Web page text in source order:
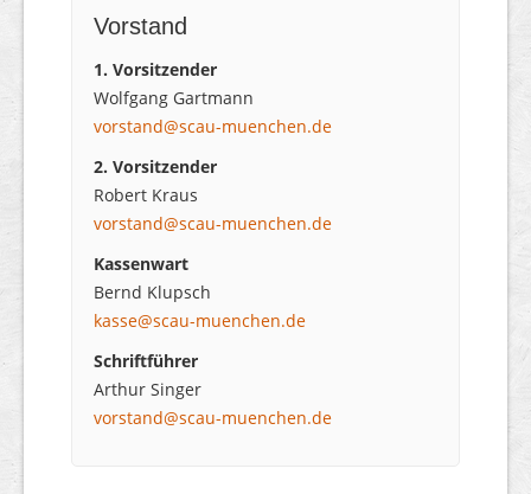
Vorstand
1. Vorsitzender
Wolfgang Gartmann
vorstand@scau-muenchen.de
2. Vorsitzender
Robert Kraus
vorstand@scau-muenchen.de
Kassenwart
Bernd Klupsch
kasse@scau-muenchen.de
Schriftführer
Arthur Singer
vorstand@scau-muenchen.de